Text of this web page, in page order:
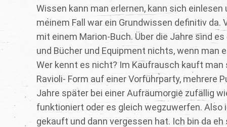
Wissen kann man erlernen, kann sich
meinem Fall war ein Grundwissen definitiv
mit einem Marion-Buch. Über die Jahre sind
und Bücher und Equipment nichts, wenn man
Wer kennt es nicht? Im Kaufrausch kauft
Ravioli- Form auf einer Vorführparty, mehrere
Jahre später bei einer Aufräumorgie zufällig
funktioniert oder es gleich wegzuwerfen. Also
gekauft und dann vergessen hat. Ich bin da eh